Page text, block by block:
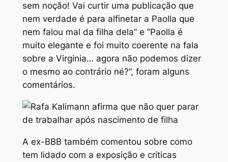
sem noção! Vai curtir uma publicação que
nem verdade é para alfinetar a Paolla que
nem falou mal da filha dela” e “Paolla é
muito elegante e foi muito coerente na fala
sobre a Virginia… agora não podemos dizer
o mesmo ao contrário né?”, foram alguns
comentários.
A ex-BBB também comentou sobre como
tem lidado com a exposição e críticas